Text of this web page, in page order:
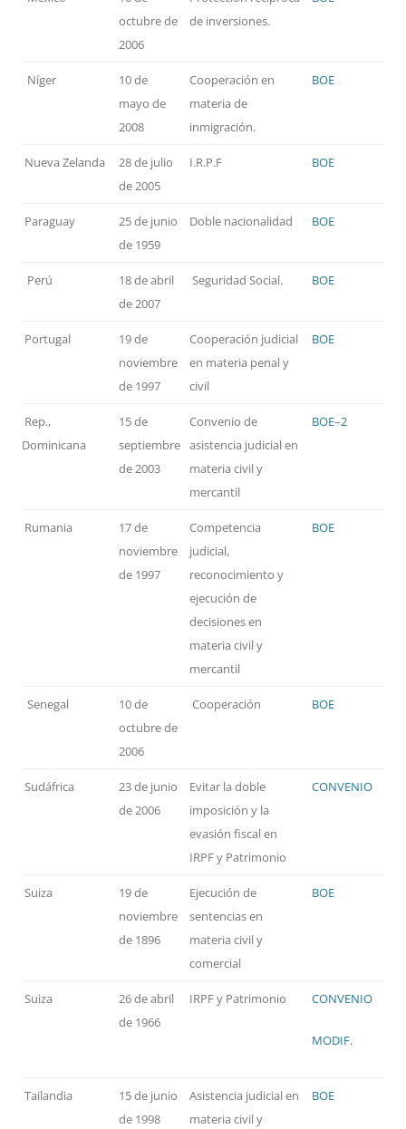
octubre de
2006
de inversiones.
Níger
10 de
mayo de
2008
Cooperación en
materia de
inmigración.
BOE
Nueva Zelanda
28 de julio
de 2005
I.R.P.F BOE
Paraguay
25 de junio
de 1959
Doble nacionalidad BOE
Perú
18 de abril
de 2007
Seguridad Social. BOE
Portugal
19 de
noviembre
de 1997
Cooperación judicial
en materia penal y
civil
BOE
Rep.,
Dominicana
15 de
septiembre
de 2003
Convenio de
asistencia judicial en
materia civil y
mercantil
BOE–2
Rumania
17 de
noviembre
de 1997
Competencia
judicial,
reconocimiento y
ejecución de
decisiones en
materia civil y
mercantil
BOE
Senegal
10 de
octubre de
2006
Cooperación BOE
Sudáfrica
23 de junio
de 2006
Evitar la doble
imposición y la
evasión fiscal en
IRPF y Patrimonio
CONVENIO
Suiza
19 de
noviembre
de 1896
Ejecución de
sentencias en
materia civil y
comercial
BOE
Suiza
26 de abril
de 1966
IRPF y Patrimonio CONVENIO
MODIF.
Tailandia
15 de junio
de 1998
Asistencia judicial en
materia civil y
BOE